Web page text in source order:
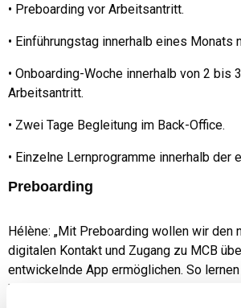
• Preboarding vor Arbeitsantritt.
• Einführungstag innerhalb eines Monats
• Onboarding-Woche innerhalb von 2 bis
Arbeitsantritt.
• Zwei Tage Begleitung im Back-Office.
• Einzelne Lernprogramme innerhalb der
Preboarding
Hélène: „Mit Preboarding wollen wir den
digitalen Kontakt und Zugang zu MCB
entwickelnde App ermöglichen. So
Unternehmen kennen, bevor sie